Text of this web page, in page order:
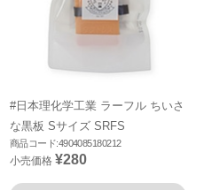
#日本理化学工業 ラーフル ちいさ
な黒板 Sサイズ SRFS
商品コード:4904085180212
小売価格 ¥280